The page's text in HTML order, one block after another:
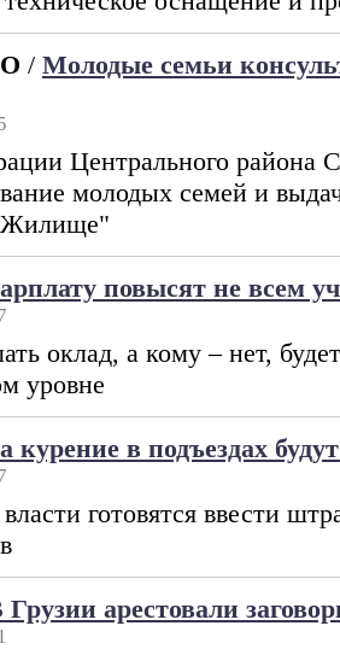
/ Молодые семьи
Центрального района
молодых семей и
повысят не всем
оклад, а кому – нет,
уровне
курение в подъездах
готовятся ввести
Грузии арестовали